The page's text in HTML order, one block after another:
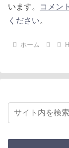
います。
コメン
ください。
ホーム